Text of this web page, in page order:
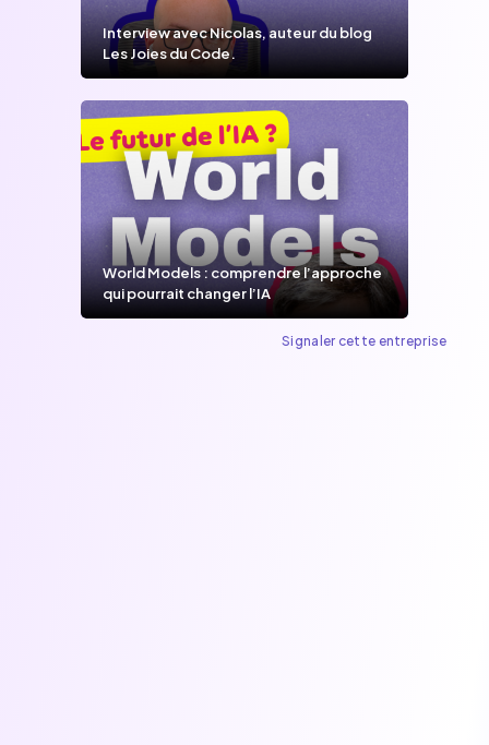
Interview avec Nicolas, auteur du blog
Les Joies du Code.
World Models : comprendre l’approche
qui pourrait changer l’IA
Signaler cette entreprise